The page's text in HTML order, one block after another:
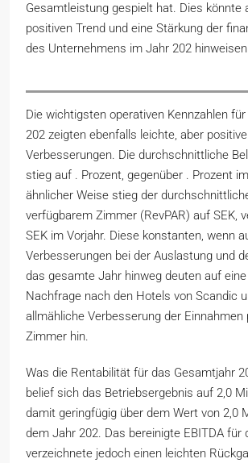
Gesamtleistung gespielt hat. Dies könnte
positiven Trend und eine Stärkung der
des Unternehmens im Jahr 202
Die wichtigsten operativen Kennzahlen
202 zeigten ebenfalls leichte, aber positive
Verbesserungen. Die durchschnittliche
stieg auf . Prozent, gegenüber . Prozent
ähnlicher Weise stieg der
verfügbarem Zimmer (RevPAR) auf SEK,
SEK im Vorjahr. Diese konstanten, wenn
Verbesserungen bei der Auslastung und
das gesamte Jahr hinweg deuten auf
Nachfrage nach den Hotels von Scandic
allmähliche Verbesserung der
Zimmer hin.
Was die Rentabilität für das Gesamtjahr
belief sich das Betriebsergebnis auf 2,0
damit geringfügig über dem Wert von 2,0
dem Jahr 202. Das bereinigte EBITDA für
verzeichnete jedoch einen leichten